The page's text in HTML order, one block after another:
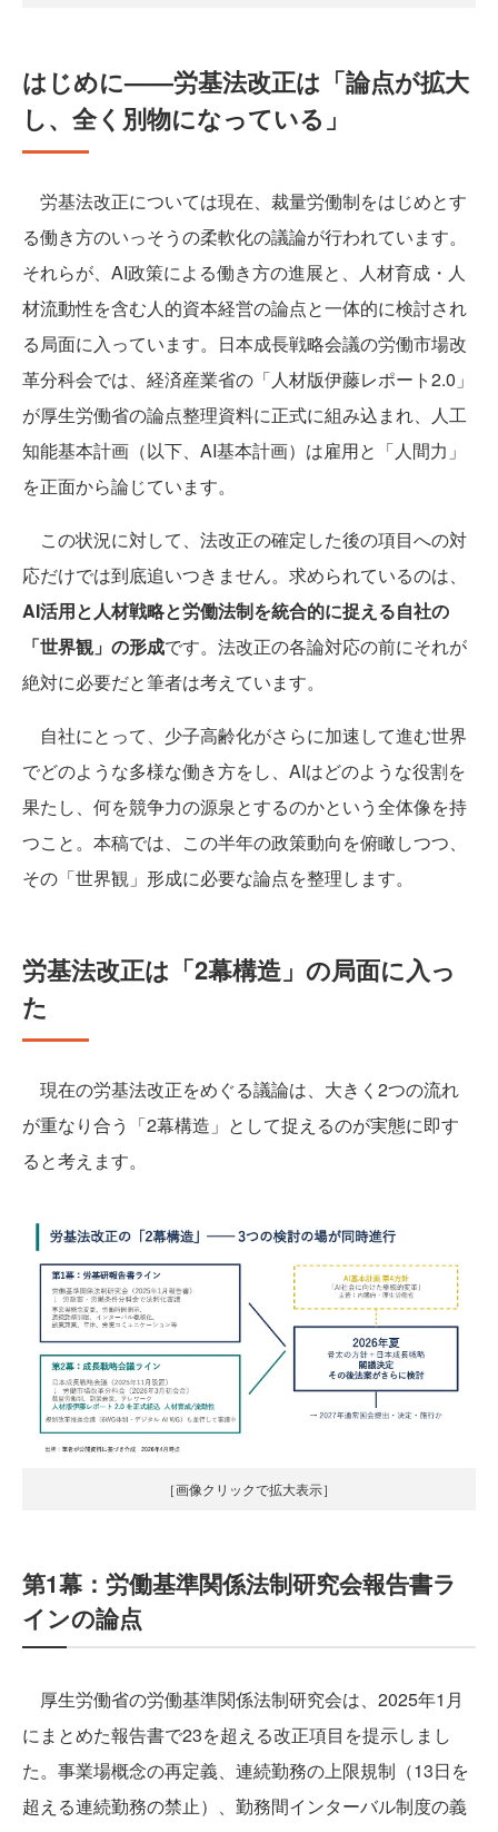
はじめに——労基法改正は「論点が拡大
し、全く別物になっている」
労基法改正については現在、裁量労働制をはじめとす
る働き方のいっそうの柔軟化の議論が行われています。
それらが、AI政策による働き方の進展と、人材育成・人
材流動性を含む人的資本経営の論点と一体的に検討され
る局面に入っています。日本成長戦略会議の労働市場改
革分科会では、経済産業省の「人材版伊藤レポート2.0」
が厚生労働省の論点整理資料に正式に組み込まれ、人工
知能基本計画（以下、AI基本計画）は雇用と「人間力」
を正面から論じています。
この状況に対して、法改正の確定した後の項目への対
応だけでは到底追いつきません。求められているのは、
AI活用と人材戦略と労働法制を統合的に捉える自社の
「世界観」の形成です。法改正の各論対応の前にそれが
絶対に必要だと筆者は考えています。
自社にとって、少子高齢化がさらに加速して進む世界
でどのような多様な働き方をし、AIはどのような役割を
果たし、何を競争力の源泉とするのかという全体像を持
つこと。本稿では、この半年の政策動向を俯瞰しつつ、
その「世界観」形成に必要な論点を整理します。
労基法改正は「2幕構造」の局面に入っ
た
現在の労基法改正をめぐる議論は、大きく2つの流れ
が重なり合う「2幕構造」として捉えるのが実態に即す
ると考えます。
［画像クリックで拡大表示］
第1幕：労働基準関係法制研究会報告書ラ
インの論点
厚生労働省の労働基準関係法制研究会は、2025年1月
にまとめた報告書で23を超える改正項目を提示しまし
た。事業場概念の再定義、連続勤務の上限規制（13日を
超える連続勤務の禁止）、勤務間インターバル制度の義